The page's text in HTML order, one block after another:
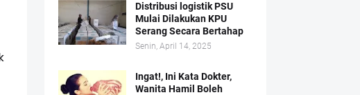
Distribusi logistik PSU
Mulai Dilakukan KPU
Serang Secara Bertahap
Senin, April 14, 2025
Ingat!, Ini Kata Dokter,
Wanita Hamil Boleh